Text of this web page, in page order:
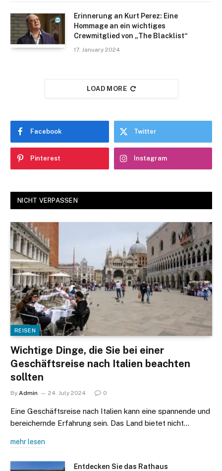
Erinnerung an Kurt Perez: Eine
Hommage an ein wichtiges
Crewmitglied von „The Blacklist“
17. January 2024
LOAD MORE
Facebook Twitter
Pinterest Instagram
NICHT VERPASSEN
REISEN
Wichtige Dinge, die Sie bei einer
Geschäftsreise nach Italien beachten
sollten
By Admin 24. July 2024 0
Eine Geschäftsreise nach Italien kann eine spannende und
bereichernde Erfahrung sein. Das Land bietet nicht…
mehr lesen
Entdecken Sie das Rathaus